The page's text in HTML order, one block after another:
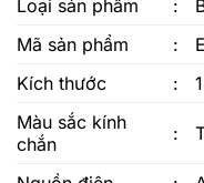
Loại sản phẩm :
Mã sản phẩm
:
Kích thước
:
Màu sắc kính
chắn
: